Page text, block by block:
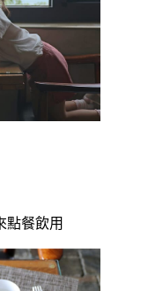
點餐飲用